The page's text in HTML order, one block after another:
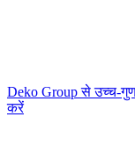
Deko Group से उच्च-
करें